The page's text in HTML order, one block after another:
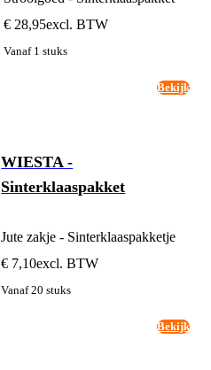
€ 28,95excl. BTW
Vanaf 1 stuks
Bekijk
WIESTA -
Sinterklaaspakket
Jute zakje - Sinterklaaspakketje
€ 7,10excl. BTW
Vanaf 20 stuks
Bekijk